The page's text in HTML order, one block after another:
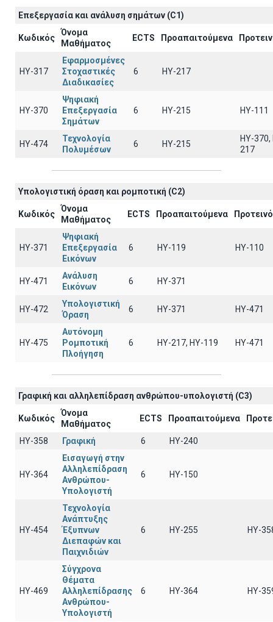
Επεξεργασία και ανάλυση σημάτων (C1)
Κωδικός
Όνομα
Μαθήματος
ECTS Προαπαιτούμενα
ΗΥ-317
Εφαρμοσμένες
Στοχαστικές
Διαδικασίες
6 HY-217
ΗΥ-370
Ψηφιακή
Επεξεργασία
Σημάτων
6 HY-215 HY-111
ΗΥ-474
Τεχνολογία
Πολυμέσων
6 HY-215
HY-370,
217
Υπολογιστική όραση και ρομποτική (C2)
Κωδικός
Όνομα
Μαθήματος
ECTS Προαπαιτούμενα
ΗΥ-371
Ψηφιακή
Επεξεργασία
Εικόνων
6 ΗΥ-119 ΗΥ-110
ΗΥ-471
Ανάλυση
Εικόνων
6 ΗΥ-371
ΗΥ-472
Υπολογιστική
Όραση
6 ΗΥ-371 ΗΥ-471
ΗΥ-475
Αυτόνομη
Ρομποτική
Πλοήγηση
6 HY-217, HY-119 ΗΥ-471
Γραφική και αλληλεπίδραση ανθρώπου-υπολογιστή (C3)
Κωδικός
Όνομα
Μαθήματος
ECTS Προαπαιτούμενα
ΗΥ-358 Γραφική 6 HY-240
ΗΥ-364
Εισαγωγή στην
Αλληλεπίδραση
Ανθρώπου-
Υπολογιστή
6 ΗΥ-150
ΗΥ-454
Τεχνολογία
Ανάπτυξης
Έξυπνων
Διεπαφών και
Παιχνιδιών
6 ΗΥ-255 ΗΥ-
ΗΥ-469
Σύγχρονα
Θέματα
Αλληλεπίδρασης
Ανθρώπου-
Υπολογιστή
6 ΗΥ-364 ΗΥ-